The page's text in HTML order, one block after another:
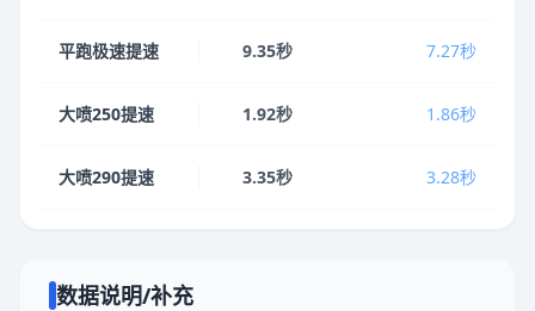
平跑极速提速 9.35秒 7.27秒
大喷250提速 1.92秒 1.86秒
大喷290提速 3.35秒 3.28秒
数据说明/补充